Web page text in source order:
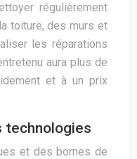
régulièrement
toiture, des murs et
les réparations
aura plus de
et à un prix
technologies
et des bornes de